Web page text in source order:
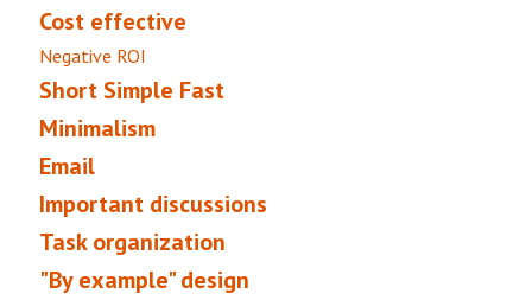
Cost effective
Negative ROI
Short Simple Fast
Minimalism
Email
Important discussions
Task organization
"By example" design